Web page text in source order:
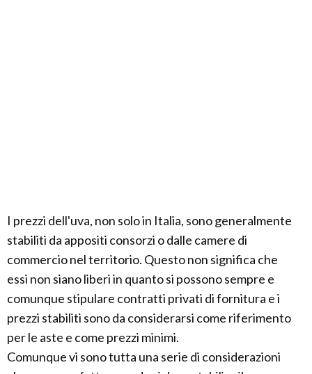
I prezzi dell'uva, non solo in Italia, sono generalmente
stabiliti da appositi consorzi o dalle camere di
commercio nel territorio. Questo non significa che
essi non siano liberi in quanto si possono sempre e
comunque stipulare contratti privati di fornitura e i
prezzi stabiliti sono da considerarsi come riferimento
per le aste e come prezzi minimi.
Comunque vi sono tutta una serie di considerazioni